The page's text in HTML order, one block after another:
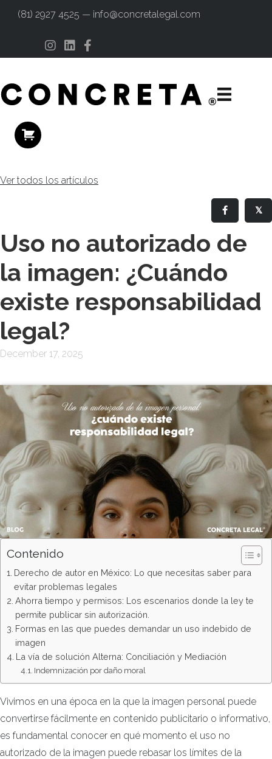
(81) 2927 4525 — info@concretalegal.com
Instagram
LinkedinFacebook
Ver todos los artículos
𝕏
Uso no autorizado de
la imagen: ¿Cuándo
existe responsabilidad
legal?
December 17, 2025
Contenido
Derecho de autor en México: Lo que necesitas saber para
evitar problemas legales
Ahorra tiempo y permisos: Los escenarios donde la ley te
permite publicar sin autorización.
Formas en las que puedes demandar un uso indebido de
imagen
La vía de solución Alterna: Conciliación y Mediación
Indemnización por daño moral
Vivimos en una época en la que la imagen personal puede
convertirse fácilmente en contenido publicitario o informativo,
es fundamental conocer en qué momento el uso no
autorizado de la imagen puede rebasar los límites de la